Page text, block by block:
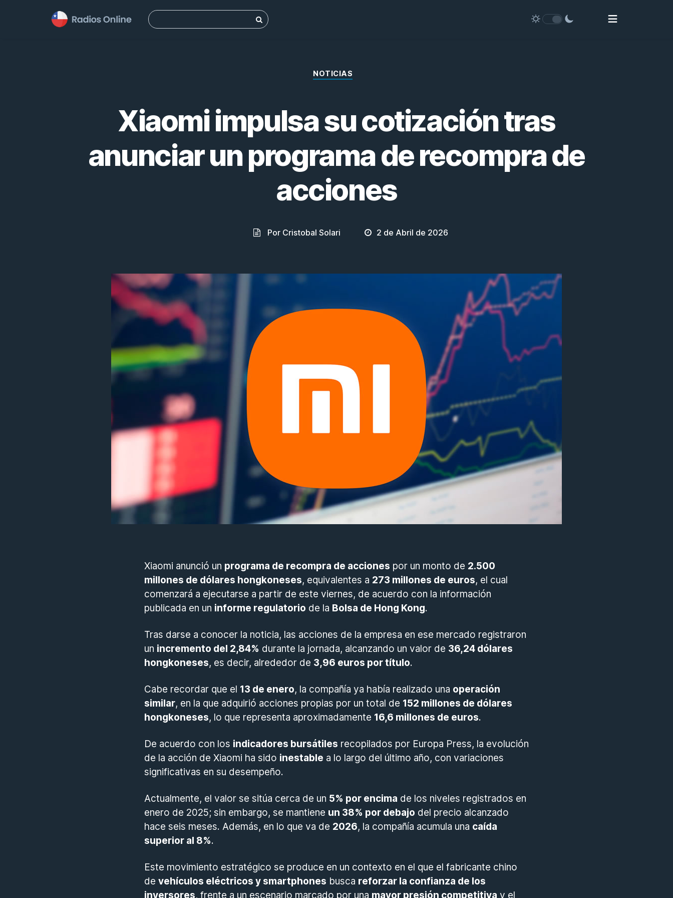
Buscar:
NOTICIAS
Xiaomi impulsa su cotización tras
anunciar un programa de recompra de
acciones
Por Cristobal Solari 2 de Abril de 2026
Xiaomi anunció un programa de recompra de acciones por un monto de 2.500
millones de dólares hongkoneses, equivalentes a 273 millones de euros, el cual
comenzará a ejecutarse a partir de este viernes, de acuerdo con la información
publicada en un informe regulatorio de la Bolsa de Hong Kong.
Tras darse a conocer la noticia, las acciones de la empresa en ese mercado registraron
un incremento del 2,84% durante la jornada, alcanzando un valor de 36,24 dólares
hongkoneses, es decir, alrededor de 3,96 euros por título.
Cabe recordar que el 13 de enero, la compañía ya había realizado una operación
similar, en la que adquirió acciones propias por un total de 152 millones de dólares
hongkoneses, lo que representa aproximadamente 16,6 millones de euros.
De acuerdo con los indicadores bursátiles recopilados por Europa Press, la evolución
de la acción de Xiaomi ha sido inestable a lo largo del último año, con variaciones
significativas en su desempeño.
Actualmente, el valor se sitúa cerca de un 5% por encima de los niveles registrados en
enero de 2025; sin embargo, se mantiene un 38% por debajo del precio alcanzado
hace seis meses. Además, en lo que va de 2026, la compañía acumula una caída
superior al 8%.
Este movimiento estratégico se produce en un contexto en el que el fabricante chino
de vehículos eléctricos y smartphones busca reforzar la confianza de los
inversores, frente a un escenario marcado por una mayor presión competitiva y el